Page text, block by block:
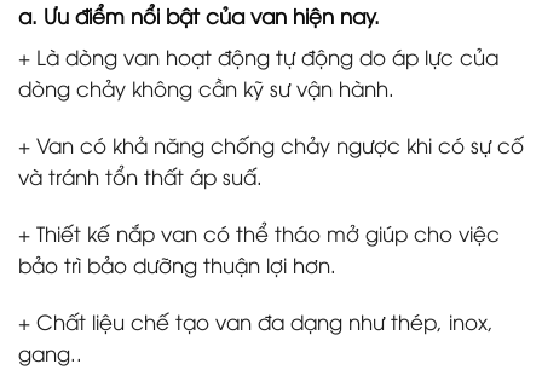
a. Ưu điểm nổi bật của van hiện nay.
+ Là dòng van hoạt động tự động do áp lực của
dòng chảy không cần kỹ sư vận hành.
+ Van có khả năng chống chảy ngược khi có sự cố
và tránh tổn thất áp suấ.
+ Thiết kế nắp van có thể tháo mở giúp cho việc
bảo trì bảo dưỡng thuận lợi hơn.
+ Chất liệu chế tạo van đa dạng như thép, inox,
gang..